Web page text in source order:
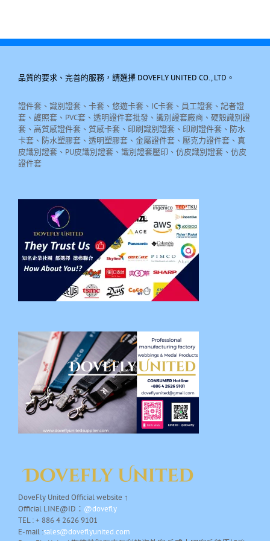
品質的要求、完善的服務，請選擇 DOVEFLY UNITED CO., LTD。
證件套、識別證套、卡套、悠遊卡套、IC卡套、員工證套、記者證
套、護照套、PVC套、透明證件套批發、識別證套廠商、硬殼識別證
套、高質感證件套、質感卡套、印刷識別證套、印刷證件套、防水
卡套、防水塑膠套、透明塑膠套、金屬證件套、壓克力證件套、真
皮識別證套、PU皮識別證套、識別證套壓印、仿皮識別證套、仿皮
證件套
DoveFly United Official website ↑
Official LINE@ID： @dovefly
TEL : + 886 4 2626 9101
E-mail :sales@doveflyunited.com